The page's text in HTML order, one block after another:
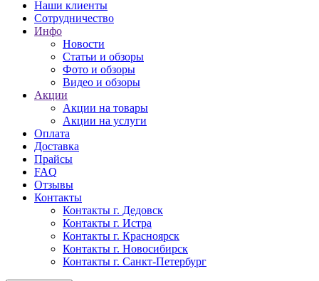
Наши клиенты
Сотрудничество
Инфо
Новости
Статьи и обзоры
Фото и обзоры
Видео и обзоры
Акции
Акции на товары
Акции на услуги
Оплата
Доставка
Прайсы
FAQ
Отзывы
Контакты
Контакты г. Дедовск
Контакты г. Истра
Контакты г. Красноярск
Контакты г. Новосибирск
Контакты г. Санкт-Петербург